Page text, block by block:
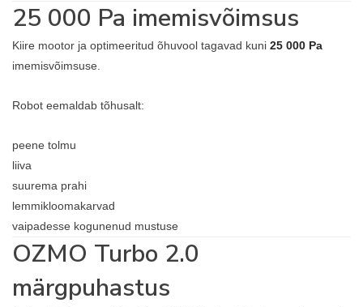
25 000 Pa imemisvõimsus
Kiire mootor ja optimeeritud õhuvool tagavad kuni 25 000 Pa
imemisvõimsuse.
Robot eemaldab tõhusalt:
peene tolmu
liiva
suurema prahi
lemmikloomakarvad
vaipadesse kogunenud mustuse
OZMO Turbo 2.0
märgpuhastus